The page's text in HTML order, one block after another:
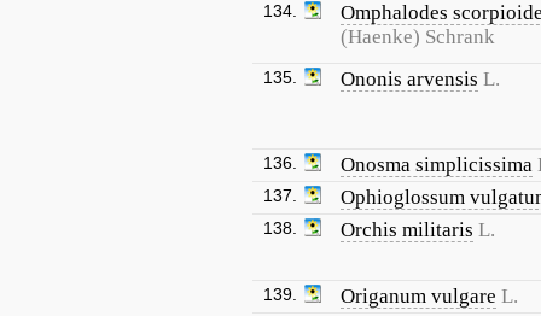
134.
Omphalodes
(Haenke) Schrank
135. Ononis arvensis L.
136. Onosma simplicissima
137. Ophioglossum
138. Orchis militaris L.
139. Origanum vulgare L.